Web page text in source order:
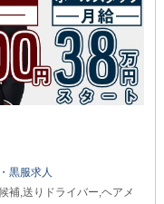
黒服求人
補,送りドライバー,ヘアメ